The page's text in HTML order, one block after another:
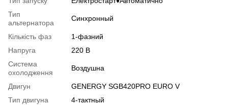
Тип
альтернатора
Синхронный
Кількість фаз
1-фазний
Напруга
220 В
Система
охолодження
Воздушна
Двигун
GENERGY SGB420PRO EURO V
Тип двигуна
4-тактный